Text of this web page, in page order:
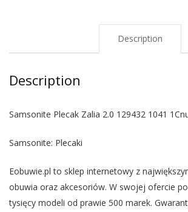
Description
Description
Samsonite Plecak Zalia 2.0 129432 1041
Samsonite: Plecaki
Eobuwie.pl to sklep internetowy z
obuwia oraz akcesoriów. W swojej ofercie
tysięcy modeli od prawie 500 marek.